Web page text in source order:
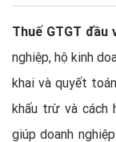
Thuế GTGT đầu
nghiệp, hộ kinh
khai và quyết
khấu trừ và cách
giúp doanh